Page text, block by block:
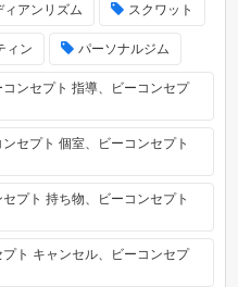
ィアンリズム スクワット
ィン パーソナルジム
ンセプト 指導、ビーコンセプ
セプト 個室、ビーコンセプト
プト 持ち物、ビーコンセプト
ト キャンセル、ビーコンセプ